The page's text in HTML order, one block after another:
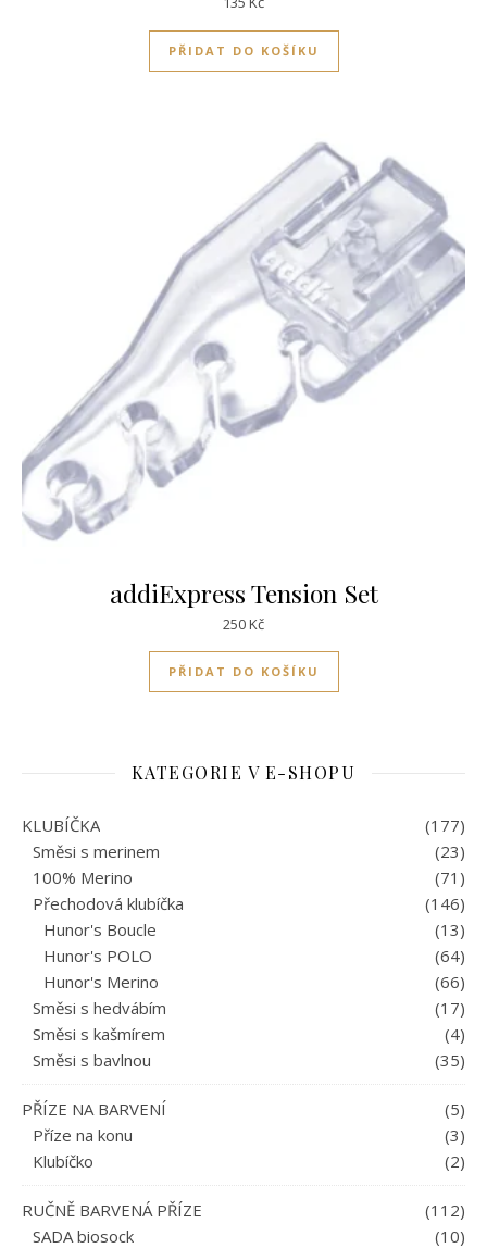
PŘIDAT DO KOŠÍKU
addiExpress Tension Set
250Kč
PŘIDAT DO KOŠÍKU
KATEGORIE V E-SHOPU
KLUBÍČKA
(177)
Směsi s merinem
(23)
100% Merino
(71)
Přechodová klubíčka
(146)
Hunor's Boucle
(13)
Hunor's POLO
(64)
Hunor's Merino
(66)
Směsi s hedvábím
(17)
Směsi s kašmírem
(4)
Směsi s bavlnou
(35)
PŘÍZE NA BARVENÍ
(5)
Příze na konu
(3)
Klubíčko
(2)
RUČNĚ BARVENÁ PŘÍZE
(112)
SADA biosock
(10)